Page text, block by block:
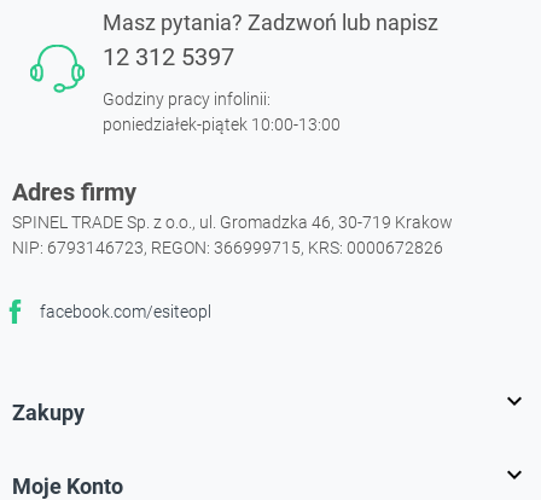
Masz pytania? Zadzwoń lub napisz
12 312 5397
Godziny pracy infolinii:
poniedziałek-piątek 10:00-13:00
Adres firmy
SPINEL TRADE Sp. z o.o., ul. Gromadzka 46, 30-719 Krakow
NIP: 6793146723, REGON: 366999715, KRS: 0000672826
facebook.com/esiteopl
Facebook
Zakupy 
Moje Konto 